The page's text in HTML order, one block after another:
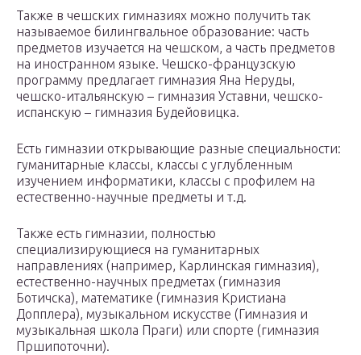
Также в чешских гимназиях можно получить так
называемое билингвальное образование: часть
предметов изучается на чешском, а часть предметов
на иностранном языке. Чешско-французскую
программу предлагает гимназия Яна Неруды,
чешско-итальянскую – гимназия Уставни, чешско-
испанскую – гимназия Будейовицка.
Есть гимназии открывающие разные специальности:
гуманитарные классы, классы с углубленным
изучением информатики, классы с профилем на
естественно-научные предметы и т.д.
Также есть гимназии, полностью
специализирующиеся на гуманитарных
направлениях (например, Карлинская гимназия),
естественно-научных предметах (гимназия
Ботичска), математике (гимназия Кристиана
Допплера), музыкальном искусстве (Гимназия и
музыкальная школа Праги) или спорте (гимназия
Пршипоточни).